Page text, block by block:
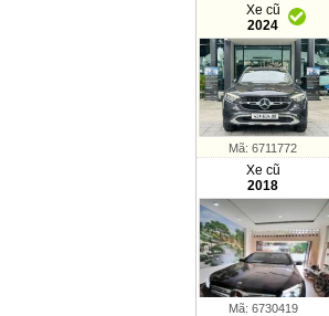
Xe cũ
2024
Mã: 6711772
Xe cũ
2018
Mã: 6730419